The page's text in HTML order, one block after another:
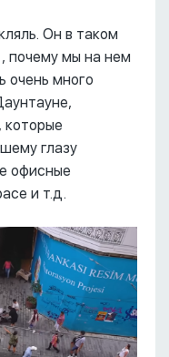
Он в таком
почему мы на нем
очень много
которые
глазу
офисные
и т.д.